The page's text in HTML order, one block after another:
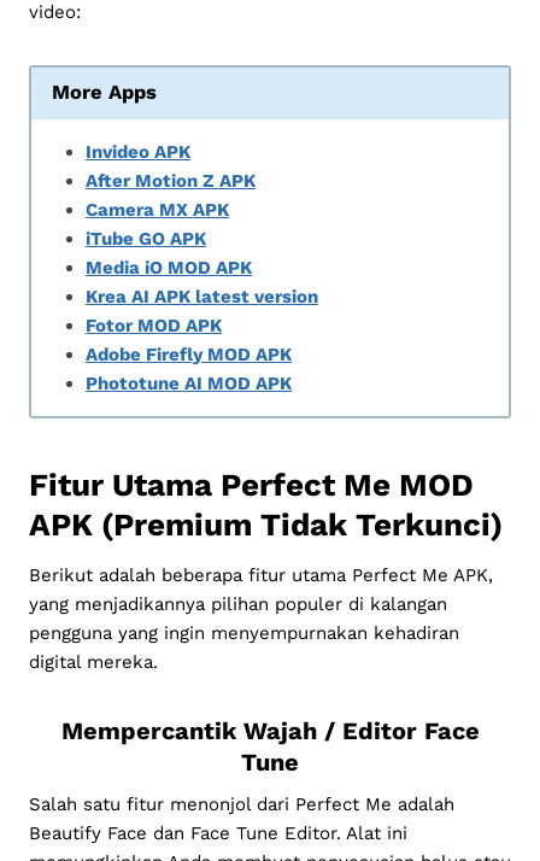
video:
More Apps
Invideo APK
After Motion Z APK
Camera MX APK
iTube GO APK
Media iO MOD APK
Krea AI APK latest version
Fotor MOD APK
Adobe Firefly MOD APK
Phototune AI MOD APK
Fitur Utama Perfect Me MOD
APK (Premium Tidak Terkunci)
Berikut adalah beberapa fitur utama Perfect Me APK,
yang menjadikannya pilihan populer di kalangan
pengguna yang ingin menyempurnakan kehadiran
digital mereka.
Mempercantik Wajah / Editor Face
Tune
Salah satu fitur menonjol dari Perfect Me adalah
Beautify Face dan Face Tune Editor. Alat ini